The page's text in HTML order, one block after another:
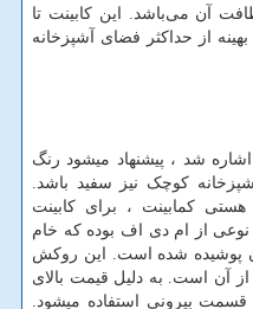
آن می‌باشد. این کابینت تا
از حداکثر فضای آشپزخانه
شد ، پیشنهاد میشود رنگ
کوچک نیز سفید باشد.
هستی کمابینت ، برای کابینت
از ام دی اف بوده که خام
شده است. این روکش
آن است. به دلیل قیمت بالای
بیرونی استفاده میشود.